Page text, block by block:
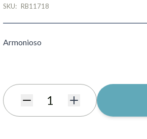
SKU: RB11718
Armonioso
Quantità